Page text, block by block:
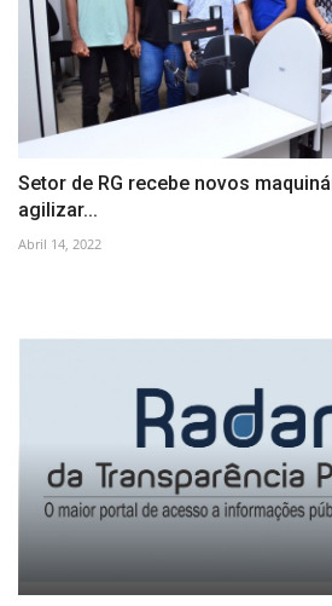
Setor de RG recebe novos
agilizar...
Abril 14, 2022